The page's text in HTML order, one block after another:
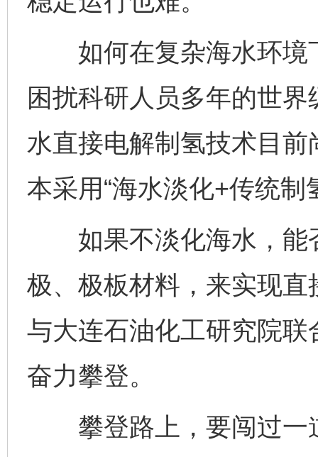
如何在复杂海水环境
困扰科研人员多年的世
水直接电解制氢技术目
本采用“海水淡化+传统制
如果不淡化海水，能
极、极板材料，来实现
与大连石油化工研究院
奋力攀登。
攀登路上，要闯过一